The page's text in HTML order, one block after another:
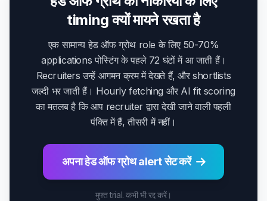
timing क्यों मायने रखता है
एक सामान्य हेड ऑफ ग्रोथ role के लिए 50-70%
applications पोस्टिंग के पहले 72 घंटों में आ जाती हैं।
Recruiters उन्हें आगमन क्रम में देखते हैं, और shortlists
जल्दी भर जाती हैं। Hourly fetching और AI fit scoring
का मतलब है कि आप recruiter द्वारा देखी जाने वाली पहली
पंक्ति में हैं, तीसरी में नहीं।
अपना हेड ऑफ ग्रोथ alert सेट करें
मुफ्त trial. कभी भी रद्द करें।